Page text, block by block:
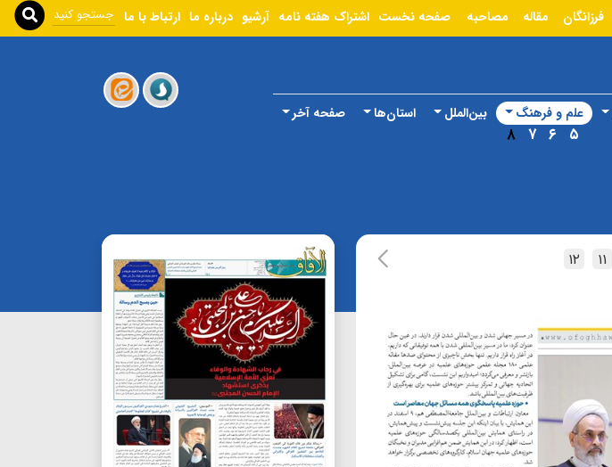
فرزانگان مقاله مصاحبه صفحه نخست اشتراک هفته نامه آرشیو درباره ما ارتباط با ما
علم و فرهنگ
۵ ۶ ۷ ۸
بین‌الملل استان‌ها صفحه آخر
۱۱ ۱۲